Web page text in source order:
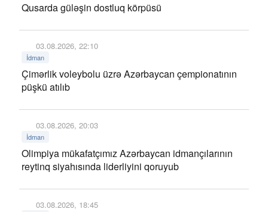
Qusarda güləşin dostluq körpüsü
03.08.2026, 22:10
İdman
Çimərlik voleybolu üzrə Azərbaycan çempionatının
püşkü atılıb
03.08.2026, 20:03
İdman
Olimpiya mükafatçımız Azərbaycan idmançılarının
reytinq siyahısında liderliyini qoruyub
03.08.2026, 18:45